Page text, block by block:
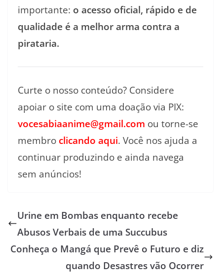
importante: o acesso oficial, rápido e de
qualidade é a melhor arma contra a
pirataria.
Curte o nosso conteúdo? Considere
apoiar o site com uma doação via PIX:
vocesabiaanime@gmail.com ou torne-se
membro clicando aqui. Você nos ajuda a
continuar produzindo e ainda navega
sem anúncios!
Urine em Bombas enquanto recebe
Abusos Verbais de uma Succubus
Conheça o Mangá que Prevê o Futuro e diz
quando Desastres vão Ocorrer